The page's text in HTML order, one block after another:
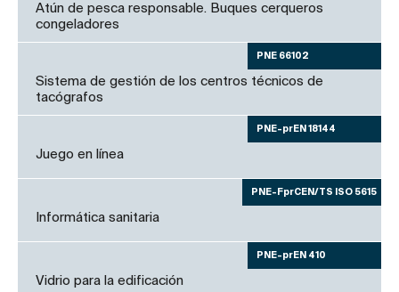
Atún de pesca responsable. Buques cerqueros
congeladores
PNE 66102
Sistema de gestión de los centros técnicos de
tacógrafos
PNE-prEN 18144
Juego en línea
PNE-FprCEN/TS ISO 5615
Informática sanitaria
PNE-prEN 410
Vidrio para la edificación